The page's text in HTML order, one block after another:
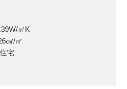
㎡K
㎠/㎡
宅